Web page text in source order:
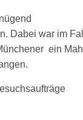
Dabei war im
ein